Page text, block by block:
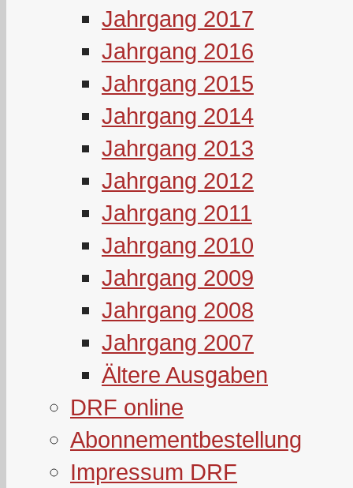
Jahrgang 2017
Jahrgang 2016
Jahrgang 2015
Jahrgang 2014
Jahrgang 2013
Jahrgang 2012
Jahrgang 2011
Jahrgang 2010
Jahrgang 2009
Jahrgang 2008
Jahrgang 2007
Ältere Ausgaben
DRF online
Abonnementbestellung
Impressum DRF